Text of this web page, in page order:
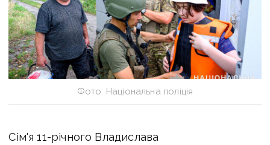
Фото: Національна поліція
Сім'я 11-річного Владислава